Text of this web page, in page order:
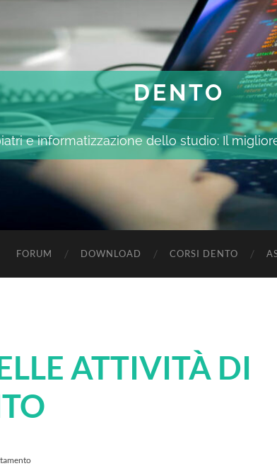
DENTO
e informatizzazione dello studio: Il
FORUM DOWNLOAD CORSI DENTO
ATTIVITÀ DI